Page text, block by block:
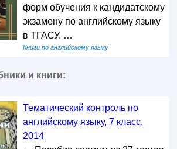
форм обучения к кандидатскому
экзамену по английскому языку
в ТГАСУ. …
Книги по английскому языку
и книги:
Тематический контроль по
английскому языку, 7 класс,
2014